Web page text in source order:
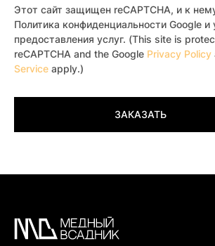
Этот сайт защищен reCAPTCHA, и к
Политика конфиденциальности Google и
предоставления услуг. (This site is
reCAPTCHA and the Google Privacy Policy
Service apply.)